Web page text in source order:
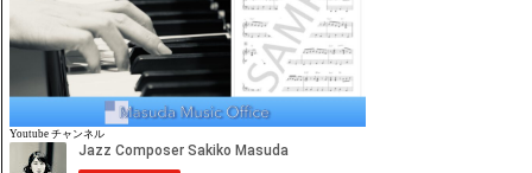
Youtube チャンネル